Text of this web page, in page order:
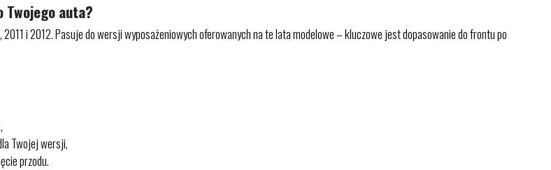
auta?
i 2012. Pasuje do wersji wyposażeniowych oferowanych na te lata modelowe – kluczowe jest dopasowanie do frontu po
Twojej wersji,
przodu.